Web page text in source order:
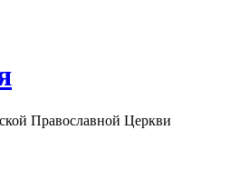
Православной Церкви